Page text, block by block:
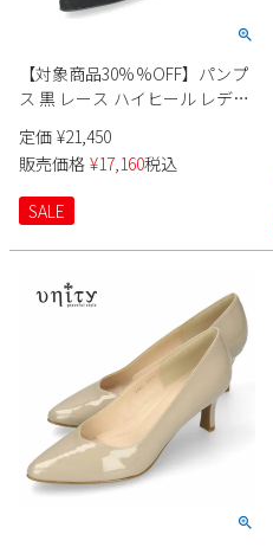
【対象商品30%%OFF】パンプ
ス 黒 レース ハイヒール レディ
ース 靴 ヒール ポインテッドト
ゥ メルモ 7950 ブラック 2E 8.5
センチヒール 日本製 melmo パ
定価 ¥21,450
販売価格 ¥17,160税込
SALE